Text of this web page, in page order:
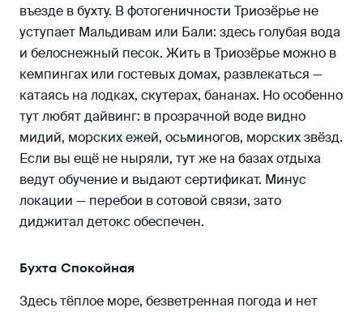
въезде в бухту. В фотогеничности Триозёрье не
уступает Мальдивам или Бали: здесь голубая вода
и белоснежный песок. Жить в Триозёрье можно в
кемпингах или гостевых домах, развлекаться —
катаясь на лодках, скутерах, бананах. Но особенно
тут любят дайвинг: в прозрачной воде видно
мидий, морских ежей, осьминогов, морских звёзд.
Если вы ещё не ныряли, тут же на базах отдыха
ведут обучение и выдают сертификат. Минус
локации — перебои в сотовой связи, зато
диджитал детокс обеспечен.
Бухта Спокойная
Здесь тёплое море, безветренная погода и нет